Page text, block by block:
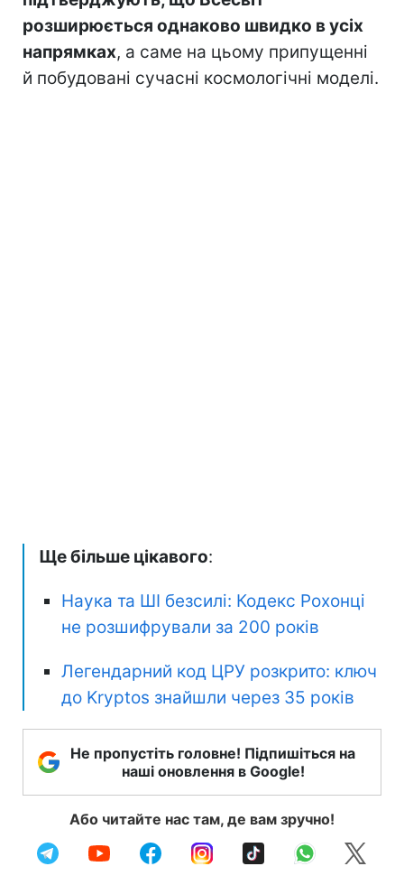
розширюється однаково швидко в усіх
напрямках, а саме на цьому припущенні
й побудовані сучасні космологічні моделі.
Ще більше цікавого:
Наука та ШІ безсилі: Кодекс Рохонці
не розшифрували за 200 років
Легендарний код ЦРУ розкрито: ключ
до Kryptos знайшли через 35 років
Не пропустіть головне! Підпишіться на
наші оновлення в Google!
Або читайте нас там, де вам зручно!